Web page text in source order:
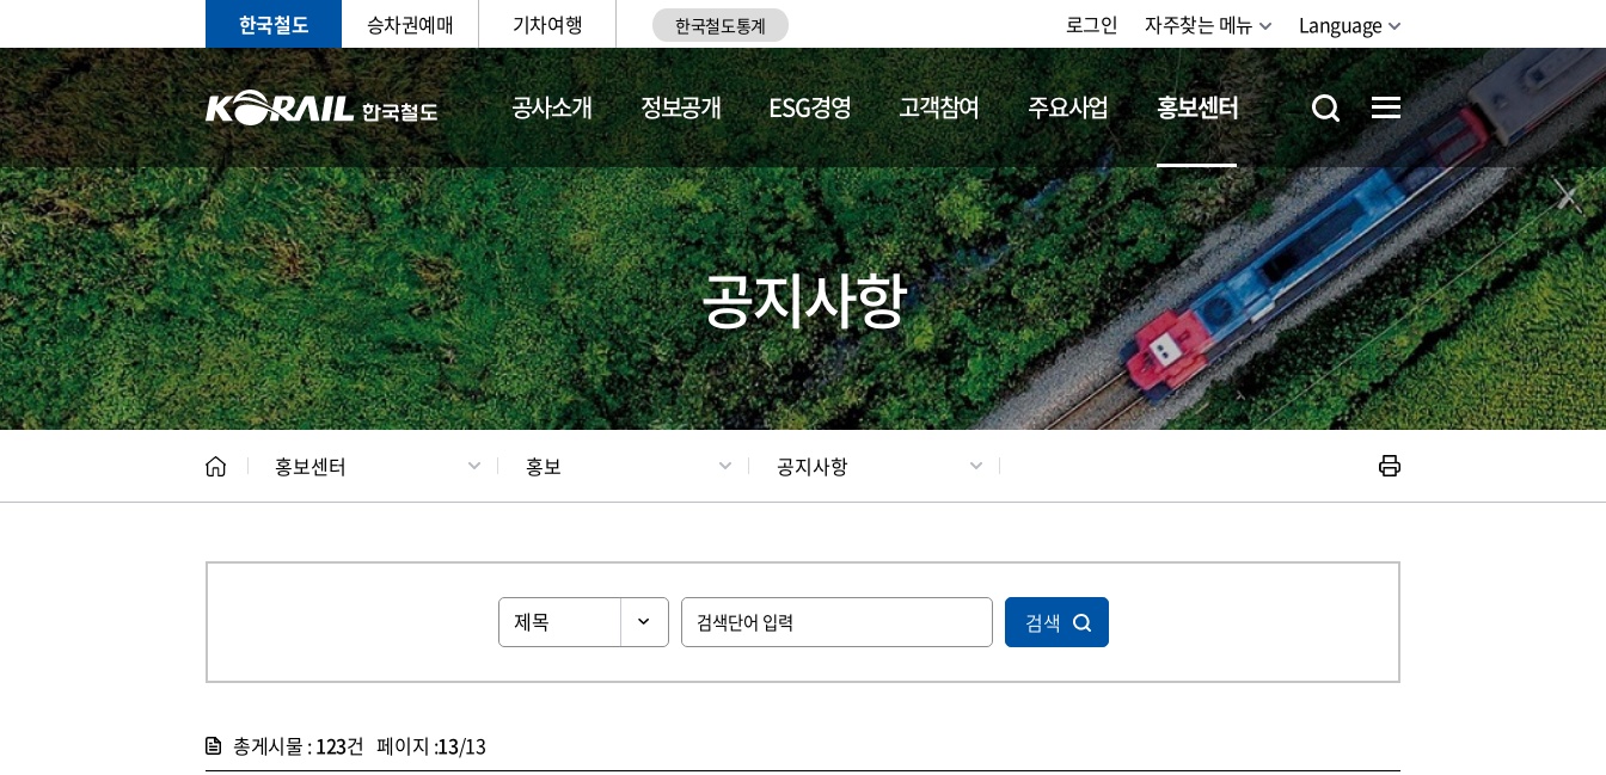
한국철도 승차권예매 기차여행 한국철도통계 로그인 자주찾는 메뉴 Language
공사소개 정보공개 ESG경영 고객참여 주요사업 홍보센터
홍보 문화사업 갤러리 기차소개 철도체험
공지사항
홍보센터 홍보 공지사항
검색
총게시물 :123건 페이지 :13/13